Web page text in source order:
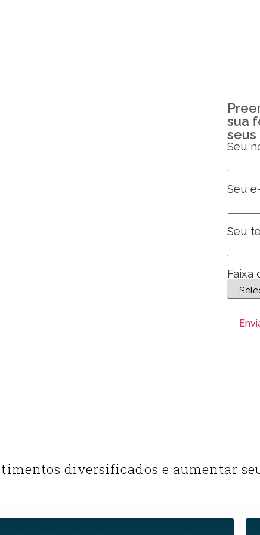
sua
Seu
Seu
Seu
Faixa
diversificados e aumentar